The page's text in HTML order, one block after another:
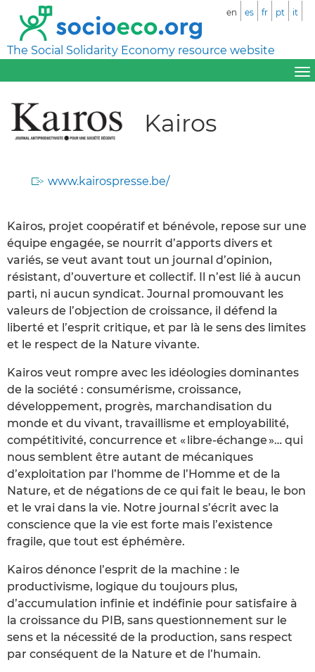
The Social Solidarity Economy resource website
en es fr pt it
Kairos
www.kairospresse.be/
Kairos, projet coopératif et bénévole, repose sur une
équipe engagée, se nourrit d’apports divers et
variés, se veut avant tout un journal d’opinion,
résistant, d’ouverture et collectif. Il n’est lié à aucun
parti, ni aucun syndicat. Journal promouvant les
valeurs de l’objection de croissance, il défend la
liberté et l’esprit critique, et par là le sens des limites
et le respect de la Nature vivante.
Kairos veut rompre avec les idéologies dominantes
de la société : consumérisme, croissance,
développement, progrès, marchandisation du
monde et du vivant, travaillisme et employabilité,
compétitivité, concurrence et « libre-échange »… qui
nous semblent être autant de mécaniques
d’exploitation par l’homme de l’Homme et de la
Nature, et de négations de ce qui fait le beau, le bon
et le vrai dans la vie. Notre journal s’écrit avec la
conscience que la vie est forte mais l’existence
fragile, que tout est éphémère.
Kairos dénonce l’esprit de la machine : le
productivisme, logique du toujours plus,
d’accumulation infinie et indéfinie pour satisfaire à
la croissance du PIB, sans questionnement sur le
sens et la nécessité de la production, sans respect
par conséquent de la Nature et de l’humain.